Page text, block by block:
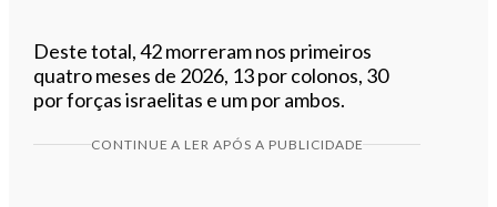
Deste total, 42 morreram nos primeiros
quatro meses de 2026, 13 por colonos, 30
por forças israelitas e um por ambos.
CONTINUE A LER APÓS A PUBLICIDADE